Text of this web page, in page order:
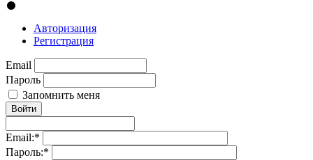
Авторизация
Регистрация
Email
Пароль
Запомнить меня
Войти
Email:*
Пароль:*